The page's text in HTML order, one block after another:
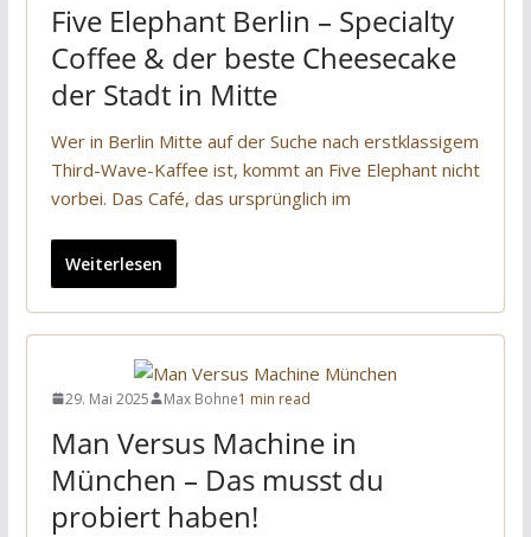
Five Elephant Berlin – Specialty
Coffee & der beste Cheesecake
der Stadt in Mitte
Wer in Berlin Mitte auf der Suche nach erstklassigem
Third-Wave-Kaffee ist, kommt an Five Elephant nicht
vorbei. Das Café, das ursprünglich im
Weiterlesen
29. Mai 2025 Max Bohne1 min read
Man Versus Machine in
München – Das musst du
probiert haben!